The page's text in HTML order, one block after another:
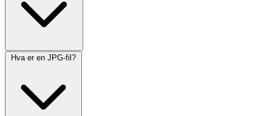
Hva er en JPG-fil?